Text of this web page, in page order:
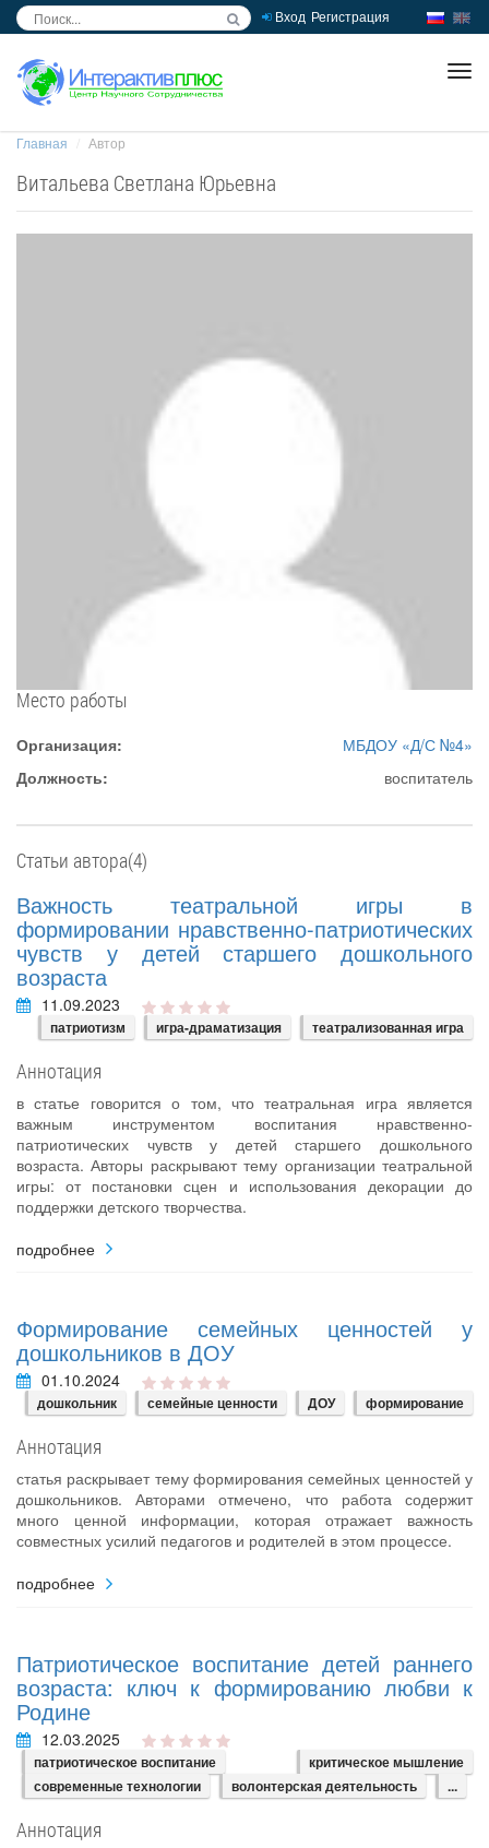
Вход Регистрация
Главная Автор
Витальева Светлана Юрьевна
Место работы
Организация:
МБДОУ «Д/С №4»
Должность:
воспитатель
Статьи автора(4)
Важность театральной игры в
формировании нравственно-патриотических
чувств у детей старшего дошкольного
возраста
11.09.2023
патриотизм игра-драматизация театрализованная игра
Аннотация
в статье говорится о том, что театральная игра является
важным инструментом воспитания нравственно-
патриотических чувств у детей старшего дошкольного
возраста. Авторы раскрывают тему организации театральной
игры: от постановки сцен и использования декорации до
поддержки детского творчества.
подробнее
Формирование семейных ценностей у
дошкольников в ДОУ
01.10.2024
дошкольник семейные ценности ДОУ формирование
Аннотация
статья раскрывает тему формирования семейных ценностей у
дошкольников. Авторами отмечено, что работа содержит
много ценной информации, которая отражает важность
совместных усилий педагогов и родителей в этом процессе.
подробнее
Патриотическое воспитание детей раннего
возраста: ключ к формированию любви к
Родине
12.03.2025
патриотическое воспитание
критическое мышление
современные технологии
волонтерская деятельность ...
Аннотация